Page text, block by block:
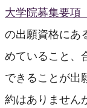
すべての教員
ヒューマ
大学院募集要項
の出願資格にあ
めていること、
できることが出
約はありません